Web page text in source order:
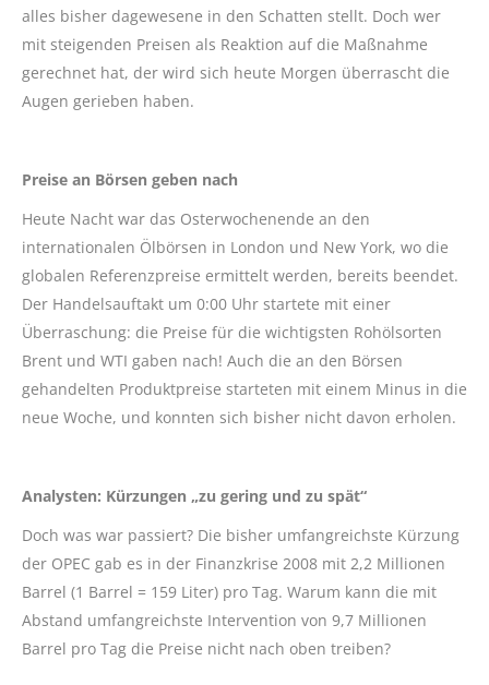
alles bisher dagewesene in den Schatten stellt. Doch wer
mit steigenden Preisen als Reaktion auf die Maßnahme
gerechnet hat, der wird sich heute Morgen überrascht die
Augen gerieben haben.
Preise an Börsen geben nach
Heute Nacht war das Osterwochenende an den
internationalen Ölbörsen in London und New York, wo die
globalen Referenzpreise ermittelt werden, bereits beendet.
Der Handelsauftakt um 0:00 Uhr startete mit einer
Überraschung: die Preise für die wichtigsten Rohölsorten
Brent und WTI gaben nach! Auch die an den Börsen
gehandelten Produktpreise starteten mit einem Minus in die
neue Woche, und konnten sich bisher nicht davon erholen.
Analysten: Kürzungen „zu gering und zu spät“
Doch was war passiert? Die bisher umfangreichste Kürzung
der OPEC gab es in der Finanzkrise 2008 mit 2,2 Millionen
Barrel (1 Barrel = 159 Liter) pro Tag. Warum kann die mit
Abstand umfangreichste Intervention von 9,7 Millionen
Barrel pro Tag die Preise nicht nach oben treiben?